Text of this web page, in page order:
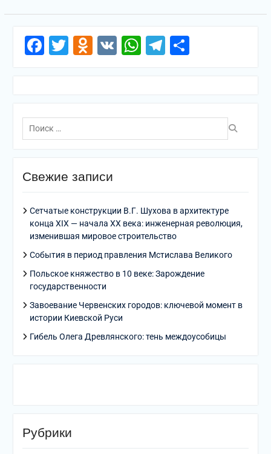
Facebook
Twitter
Odnoklassniki
VKWhatsApp
Telegram
Поиск
по:
Свежие записи
Сетчатые конструкции В.Г. Шухова в архитектуре
конца XIX — начала XX века: инженерная революция,
изменившая мировое строительство
События в период правления Мстислава Великого
Польское княжество в 10 веке: Зарождение
государственности
Завоевание Червенских городов: ключевой момент в
истории Киевской Руси
Гибель Олега Древлянского: тень междоусобицы
Рубрики